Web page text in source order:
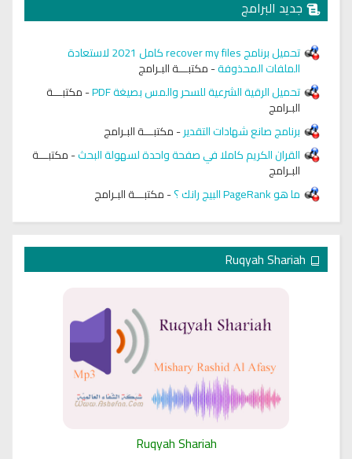
جديد البرامج
تحميل برنامج recover my files كامل 2021 لاستعادة
الملفات المحذوفة-مكتبـــة البـرامج
تحميل الرقية الشرعية للسحر والمس بصيغة PDF
-مكتبـــة
البـرامج
برنامج صانع شهادات التقدير-مكتبـــة البـرامج
القران الكريم كاملا في صفحة واحدة لسهولة البحث-مكتبـــة
البـرامج
ما هو PageRank البيج رانك ؟
-مكتبـــة البـرامج
Ruqyah Shariah